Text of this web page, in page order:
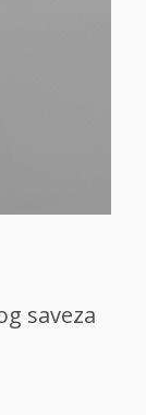
saveza